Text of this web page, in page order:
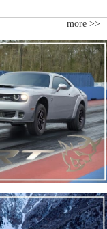
more >>